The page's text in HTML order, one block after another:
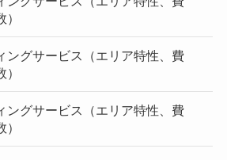
ングサービス（エリア特性、費
ングサービス（エリア特性、費